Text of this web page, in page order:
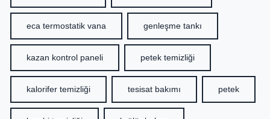
eca termostatik vana genleşme tankı
kazan kontrol paneli petek temizliği
kalorifer temizliği tesisat bakımı petek